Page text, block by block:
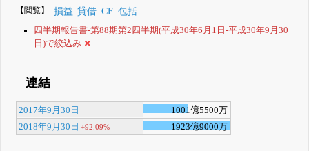
【閲覧】 損益 貸借 CF 包括
四半期報告書-第88期第2四半期(平成30年6月1日-平成30年9月30
日)で絞込み
連結
2017年9月30日
1001億5500万
2018年9月30日 +92.09% 1923億9000万